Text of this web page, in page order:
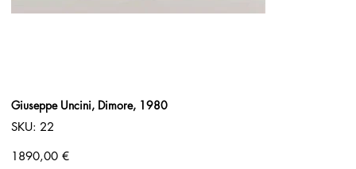
Giuseppe Uncini, Dimore, 1980
SKU:
SKU
22
22
Prezzo
1890,00 €